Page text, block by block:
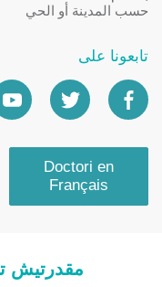
حسب المدينة أو الحي
تابعونا على
Doctori en
Français
مقدرتيش